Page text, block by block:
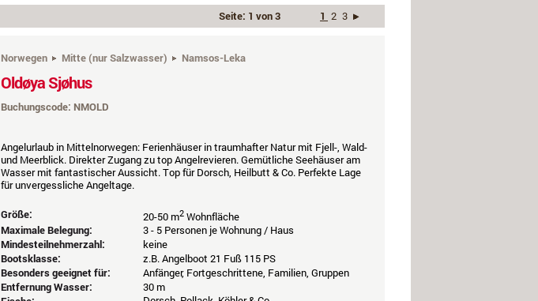
Seite: 1 von 3 1 2 3 ›
Norwegen Mitte (nur Salzwasser) Namsos-Leka
Oldøya Sjøhus
Buchungscode: NMOLD
Angelurlaub in Mittelnorwegen: Ferienhäuser in traumhafter Natur mit Fjell-, Wald-
und Meerblick. Direkter Zugang zu top Angelrevieren. Gemütliche Seehäuser am
Wasser mit fantastischer Aussicht. Top für Dorsch, Heilbutt & Co. Perfekte Lage
für unvergessliche Angeltage.
Größe: 20-50 m2 Wohnfläche
Maximale Belegung:
3 - 5 Personen je Wohnung / Haus
Mindesteilnehmerzahl:
keine
Bootsklasse:
z.B. Angelboot 21 Fuß 115 PS
Besonders geeignet für:
Anfänger, Fortgeschrittene, Familien, Gruppen
Entfernung Wasser:
30 m